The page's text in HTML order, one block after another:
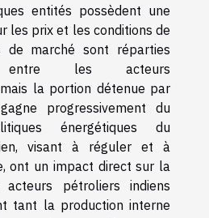
entités possèdent une
les prix et les conditions de
de marché sont réparties
entre les acteurs
la portion détenue par
progressivement du
énergétiques du
visant à réguler et à
ont un impact direct sur la
pétroliers indiens
tant la production interne